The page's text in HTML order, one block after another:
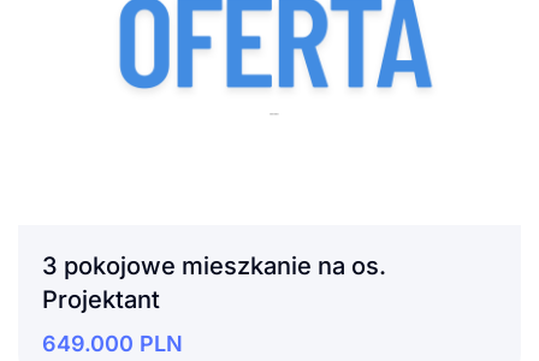
3 pokojowe mieszkanie na os.
Projektant
649.000 PLN